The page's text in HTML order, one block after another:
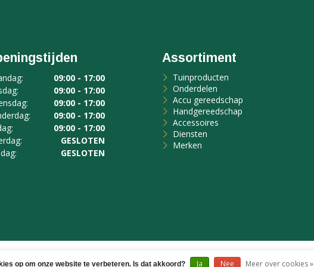
09:00 - 17:00
09:00 - 17:00
09:00 - 17:00
09:00 - 17:00
09:00 - 17:00
GESLOTEN
GESLOTEN
Assortiment
Tuinproducten
Onderdelen
Accu gereedschap
Handgereedschap
Accessoires
Diensten
Merken
voor een mooi gemaaid gazon -Webshop laten maken
op om onze website te verbeteren. Is dat akkoord? Ja Nee Meer over cookies »